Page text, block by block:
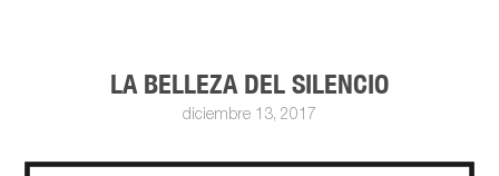
LA BELLEZA DEL SILENCIO
diciembre 13, 2017